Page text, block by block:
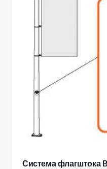
Система флагштока